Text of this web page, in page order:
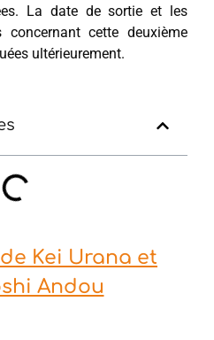
La date de sortie et les
concernant cette deuxième
ultérieurement.
Kei Urana et
Andou